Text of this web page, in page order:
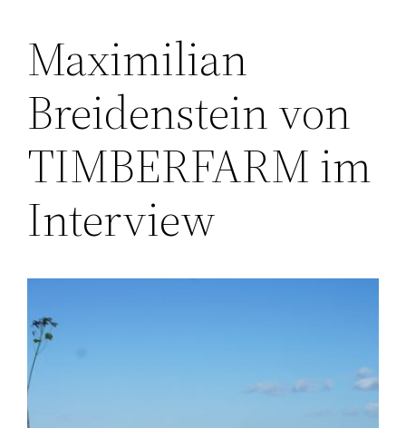
Zum
Inhalt
springen
Maximilian
Breidenstein von
TIMBERFARM im
Interview